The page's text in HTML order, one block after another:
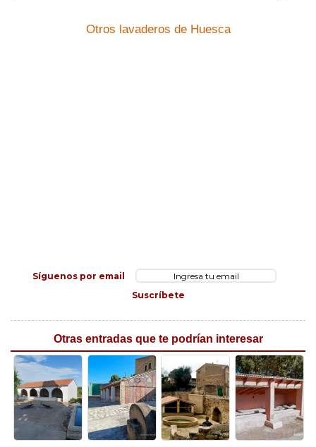
Otros lavaderos de Huesca
Síguenos por email
Suscríbete
Otras entradas que te podrían interesar